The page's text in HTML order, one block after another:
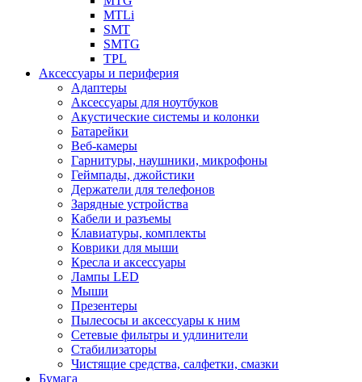
MTLi
SMT
SMTG
TPL
Аксессуары и периферия
Адаптеры
Аксессуары для ноутбуков
Акустические системы и колонки
Батарейки
Веб-камеры
Гарнитуры, наушники, микрофоны
Геймпады, джойстики
Держатели для телефонов
Зарядные устройства
Кабели и разъемы
Клавиатуры, комплекты
Коврики для мыши
Кресла и аксессуары
Лампы LED
Мыши
Презентеры
Пылесосы и аксессуары к ним
Сетевые фильтры и удлинители
Стабилизаторы
Чистящие средства, салфетки, смазки
Бумага